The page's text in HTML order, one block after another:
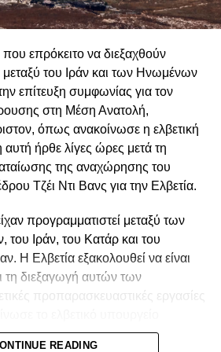
ΔΔΟ, μάς προκαλούν ανησυχία,
για επανέναρξη
των συνομιλιών για λύση
τού ΣΑ/ΗΕ, τού
λύσης, τού κοινοτικού
των συνομιλιών, με στόχο
τής Κύπρου. Το
γεγονός ότι, το κεκτημένο των
συγκλίσεις, όσες
από διαρροές στα
κεκτημένο και ότι η ΔΔΟ δεν
απελευθέρωση τής Κύπρου. Πέραν
και με το συμφωνημένο
και με τα ψηφίσματα τού ΣΑ/ΟΗΕ
οι δικές μας υποχωρήσεις),
επρόκειτο να διεξαχθούν
του Ιράν και των Ηνωμένων
επίτευξη συμφωνίας για τον
στη Μέση Ανατολή,
όπως ανακοίνωσε η ελβετική
ήρθε λίγες ώρες μετά τη
της αναχώρησης του
Τζέι Ντι Βανς για την Ελβετία.
προγραμματιστεί μεταξύ των
Ιράν, του Κατάρ και του
Η Ελβετία εξακολουθεί να είναι
τη διεξαγωγή αυτών των
προπαρασκευαστικές εργασίες
να δώσει διευκρινίσεις
READING